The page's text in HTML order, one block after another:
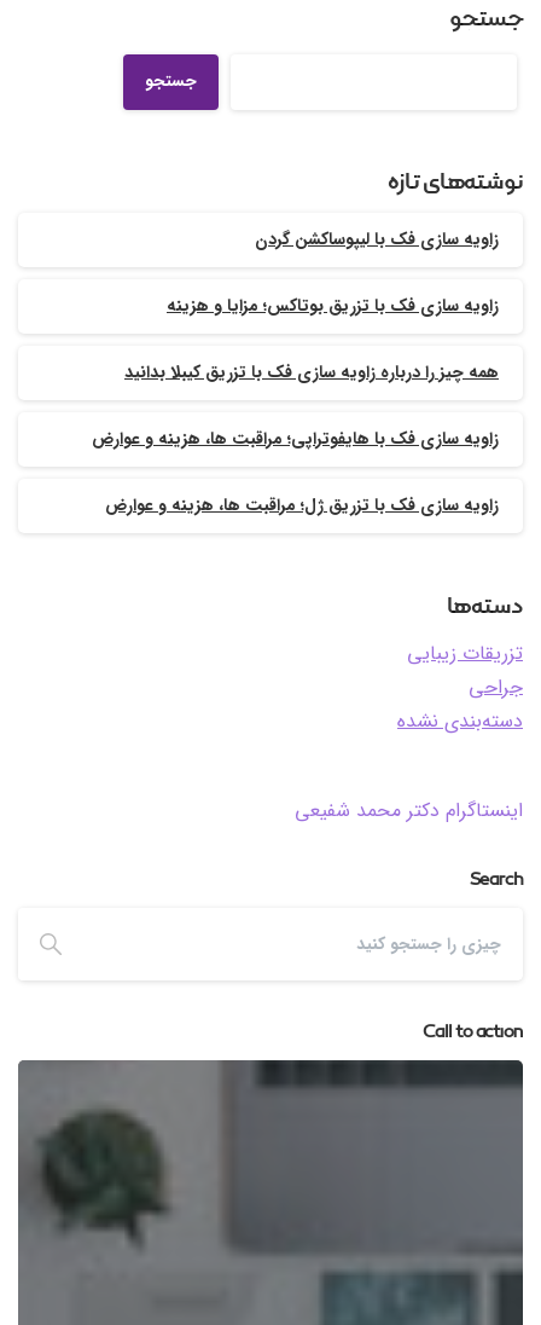
جستجو
جستجو
نوشته‌های تازه
زاویه سازی فک با لیپوساکشن گردن
زاویه سازی فک با تزریق بوتاکس؛ مزایا و هزینه
همه چیز را درباره زاویه سازی فک با تزریق کیبلا بدانید
زاویه سازی فک با هایفوتراپی؛ مراقبت ها، هزینه و عوارض
زاویه سازی فک با تزریق ژل؛ مراقبت ها، هزینه و عوارض
دسته‌ها
تزریقات زیبایی
جراحی
دسته‌بندی نشده
اینستاگرام دکتر محمد شفیعی
Search
Call to action